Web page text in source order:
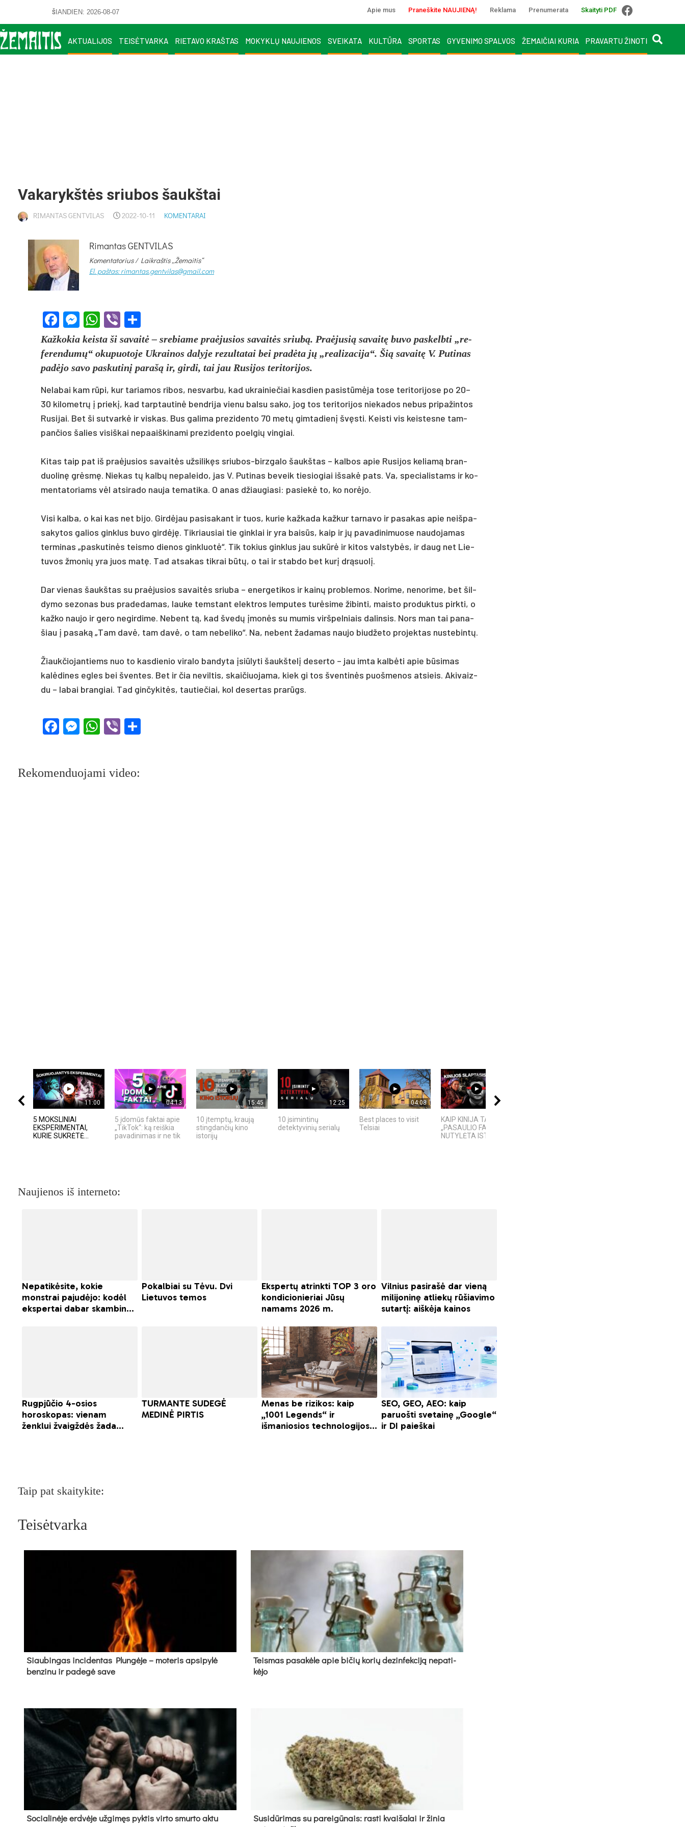
ŠIANDIEN: 2026-08-07 Apie mus Praneškite NAUJIENĄ! Reklama Prenumerata Skaityti PDF
AKTUALIJOS TEISĖTVARKA RIETAVO KRAŠTAS MOKYKLŲ NAUJIENOS SVEIKATA KULTŪRA SPORTAS GYVENIMO SPALVOS ŽEMAIČIAI KURIA PRAVARTU ŽINOTI
Vakarykštės sriubos šaukštai
RIMANTAS GENTVILAS 2022-10-11 KOMENTARAI
Rimantas GENTVILAS
Komentatorius / Laikraštis „Žemaitis“
El. paštas: rimantas.gentvilas@gmail.com
Facebook
Messenger
WhatsApp
Viber
Kaž­ko­kia keis­ta ši sa­vaitė – sre­bia­me pra­ėju­sios sa­vaitės sriubą. Praė­ju­sią sa­vaitę bu­vo pa­skelb­ti „re­
fe­ren­dumų“ oku­puo­to­je Uk­rai­nos da­ly­je re­zul­ta­tai bei pra­dėta jų „rea­li­za­ci­ja“. Šią sa­vaitę V. Pu­ti­nas
pa­dėjo sa­vo pa­sku­tinį pa­rašą ir, gir­di, tai jau Ru­si­jos te­ri­to­ri­jos.
Ne­la­bai kam rūpi, kur ta­ria­mos ri­bos, ne­svar­bu, kad uk­rai­nie­čiai kas­dien pa­si­stūmėja to­se te­ri­to­ri­jo­se po 20–
30 ki­lo­metrų į prie­kį, kad tarp­tau­tinė bend­ri­ja vie­nu bal­su sa­ko, jog tos te­ri­to­ri­jos nie­ka­dos ne­bus pri­pa­žin­tos
Ru­si­jai. Bet ši su­tvarkė ir vis­kas. Bus ga­li­ma pre­zi­den­to 70 metų gim­ta­dienį švęsti. Keis­ti vis keis­tes­ne tam­
pan­čios ša­lies vi­siš­kai ne­paaiš­ki­na­mi pre­zi­den­to poel­gių vin­giai.
Ki­tas taip pat iš pra­ėju­sios sa­vaitės užsilikęs sriu­bos-birz­ga­lo šaukš­tas – kal­bos apie Ru­si­jos ke­liamą bran­
duo­linę grėsmę. Nie­kas tų kalbų ne­pa­lei­do, jas V. Pu­ti­nas be­veik tie­sio­giai iš­sakė pa­ts. Va, spe­cia­lis­tams ir ko­
men­ta­to­riams vėl at­si­ra­do nau­ja te­ma­ti­ka. O anas džiau­gia­si: pa­siekė to, ko norė­jo.
Vi­si kal­ba, o kai kas net bi­jo. Girdė­jau pa­si­sa­kant ir tuos, ku­rie kaž­ka­da kaž­kur tar­na­vo ir pa­sa­kas apie neiš­pa­
sa­ky­tos ga­lios gink­lus bu­vo girdėję. Tik­riau­siai tie gink­lai ir yra baisūs, kaip ir jų pa­va­di­ni­muo­se nau­do­ja­mas
ter­mi­nas „pa­sku­tinės teis­mo die­nos gink­luotė“. Tik to­kius gink­lus jau su­kūrė ir ki­tos vals­tybės, ir daug net Lie­
tu­vos žmo­nių yra juos matę. Tad at­sa­kas tik­rai būtų, o tai ir stab­do bet kurį drąsuolį.
Dar vie­nas šaukš­tas su pra­ėju­sios sa­vaitės sriu­ba – ener­ge­ti­kos ir kainų pro­ble­mos. No­ri­me, ne­no­ri­me, bet šil­
dy­mo se­zo­nas bus pra­de­da­mas, lau­ke tems­tant elekt­ros lem­pu­tes turė­si­me ži­bin­ti, mais­to pro­duk­tus pirk­ti, o
kaž­ko nau­jo ir ge­ro ne­gir­di­me. Ne­bent tą, kad švedų įmonės su mu­mis virš­pel­niais da­lin­sis. Nors man tai pa­na­
šiau į pa­saką „Tam davė, tam davė, o tam ne­be­li­ko“. Na, ne­bent ža­da­mas nau­jo biud­že­to pro­jek­tas nu­ste­bintų.
Žiauk­čio­jan­tiems nuo to kas­die­nio vi­ra­lo ban­dy­ta įsiū­ly­ti šaukš­telį de­ser­to – jau im­ta kalbė­ti apie būsi­mas
kalė­di­nes eg­les bei šven­tes. Bet ir čia ne­vil­tis, skai­čiuo­ja­ma, kiek gi tos šven­tinės puoš­me­nos at­sieis. Aki­vaiz­
du – la­bai bran­giai. Tad gin­čy­kitės, tau­tie­čiai, kol de­ser­tas prarūgs.
Facebook
Messenger
WhatsApp
Viber
Rekomenduojami video:
11:00
5 MOKSLINIAI
EKSPERIMENTAI,
KURIE SUKRĖTĖ...
04:13
5 įdomūs faktai apie
„TikTok“: ką reiškia
pavadinimas ir ne tik
15:45
10 įtemptų, kraują
stingdančių kino
istorijų
12:25
10 įsimintinų
detektyvinių serialų
04:08
Best places to visit
Telsiai
06:20
KAIP KINIJA TAPO
„PASAULIO FABRIKU“:
NUTYLĖTA ISTORIJA
Naujienos iš interneto:
Taip pat skaitykite:
Teisėtvarka
Siau­bin­gas in­ci­den­tas Plun­gė­je – mo­te­ris ap­si­py­lė
ben­zi­nu ir pa­de­gė sa­ve
Teis­mas pa­sa­kė­le apie bi­čių ko­rių de­zin­fek­ci­ją ne­pa­ti­
kė­jo
So­cia­li­nė­je erd­vė­je už­gi­męs pyk­tis vir­to smur­to ak­tu
Su­si­dū­ri­mas su pa­rei­gū­nais: ras­ti kvai­ša­lai ir ži­nia